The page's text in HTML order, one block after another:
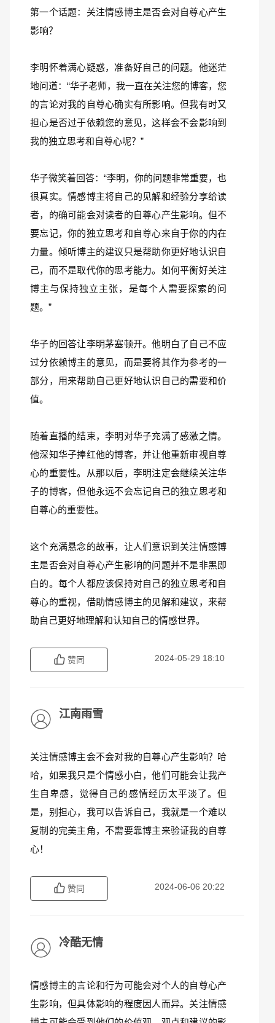
第一个话题：关注情感博主是否会对自尊心产生
影响？
李明怀着满心疑惑，准备好自己的问题。他迷茫
地问道：“华子老师，我一直在关注您的博客，您
的言论对我的自尊心确实有所影响。但我有时又
担心是否过于依赖您的意见，这样会不会影响到
我的独立思考和自尊心呢？”
华子微笑着回答：“李明，你的问题非常重要，也
很真实。情感博主将自己的见解和经验分享给读
者，的确可能会对读者的自尊心产生影响。但不
要忘记，你的独立思考和自尊心来自于你的内在
力量。倾听博主的建议只是帮助你更好地认识自
己，而不是取代你的思考能力。如何平衡好关注
博主与保持独立主张，是每个人需要探索的问
题。”
华子的回答让李明茅塞顿开。他明白了自己不应
过分依赖博主的意见，而是要将其作为参考的一
部分，用来帮助自己更好地认识自己的需要和价
值。
随着直播的结束，李明对华子充满了感激之情。
他深知华子捧红他的博客，并让他重新审视自尊
心的重要性。从那以后，李明注定会继续关注华
子的博客，但他永远不会忘记自己的独立思考和
自尊心的重要性。
这个充满悬念的故事，让人们意识到关注情感博
主是否会对自尊心产生影响的问题并不是非黑即
白的。每个人都应该保持对自己的独立思考和自
尊心的重视，借助情感博主的见解和建议，来帮
助自己更好地理解和认知自己的情感世界。
赞同 2024-05-29 18:10
江南雨雪
关注情感博主会不会对我的自尊心产生影响？哈
哈，如果我只是个情感小白，他们可能会让我产
生自卑感，觉得自己的感情经历太平淡了。但
是，别担心，我可以告诉自己，我就是一个难以
复制的完美主角，不需要靠博主来验证我的自尊
心！
赞同 2024-06-06 20:22
冷酷无情
情感博主的言论和行为可能会对个人的自尊心产
生影响，但具体影响的程度因人而异。关注情感